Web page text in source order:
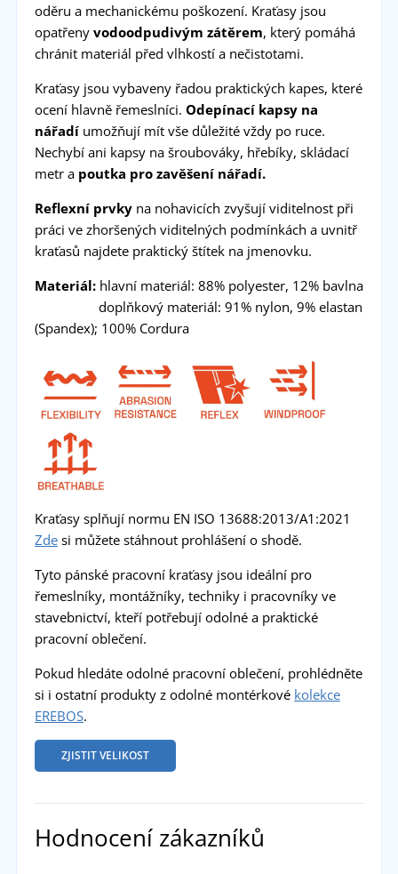
oděru a mechanickému poškození. Kraťasy jsou
opatřeny vodoodpudivým zátěrem, který pomáhá
chránit materiál před vlhkostí a nečistotami.
Kraťasy jsou vybaveny řadou praktických kapes, které
ocení hlavně řemeslníci. Odepínací kapsy na
nářadíumožňují mít vše důležité vždy po ruce.
Nechybí ani kapsy na šroubováky, hřebíky, skládací
metr a poutka pro zavěšení nářadí.
Reflexní prvkyna nohavicích zvyšují viditelnost při
práci ve zhoršených viditelných podmínkách a uvnitř
kraťasů najdete praktický štítek na jmenovku.
Materiál:hlavní materiál: 88% polyester, 12% bavlna
doplňkový materiál: 91% nylon, 9% elastan
(Spandex); 100% Cordura
Kraťasy splňují normu EN ISO 13688:2013/A1:2021
Zdesi můžete stáhnout prohlášení o shodě.
Tyto pánské pracovní kraťasy jsou ideální pro
řemeslníky, montážníky, techniky i pracovníky ve
stavebnictví, kteří potřebují odolné a praktické
pracovní oblečení.
Pokud hledáte odolné pracovní oblečení, prohlédněte
si i ostatní produkty z odolné montérkové kolekce
EREBOS.
ZJISTIT VELIKOST
Hodnocení zákazníků